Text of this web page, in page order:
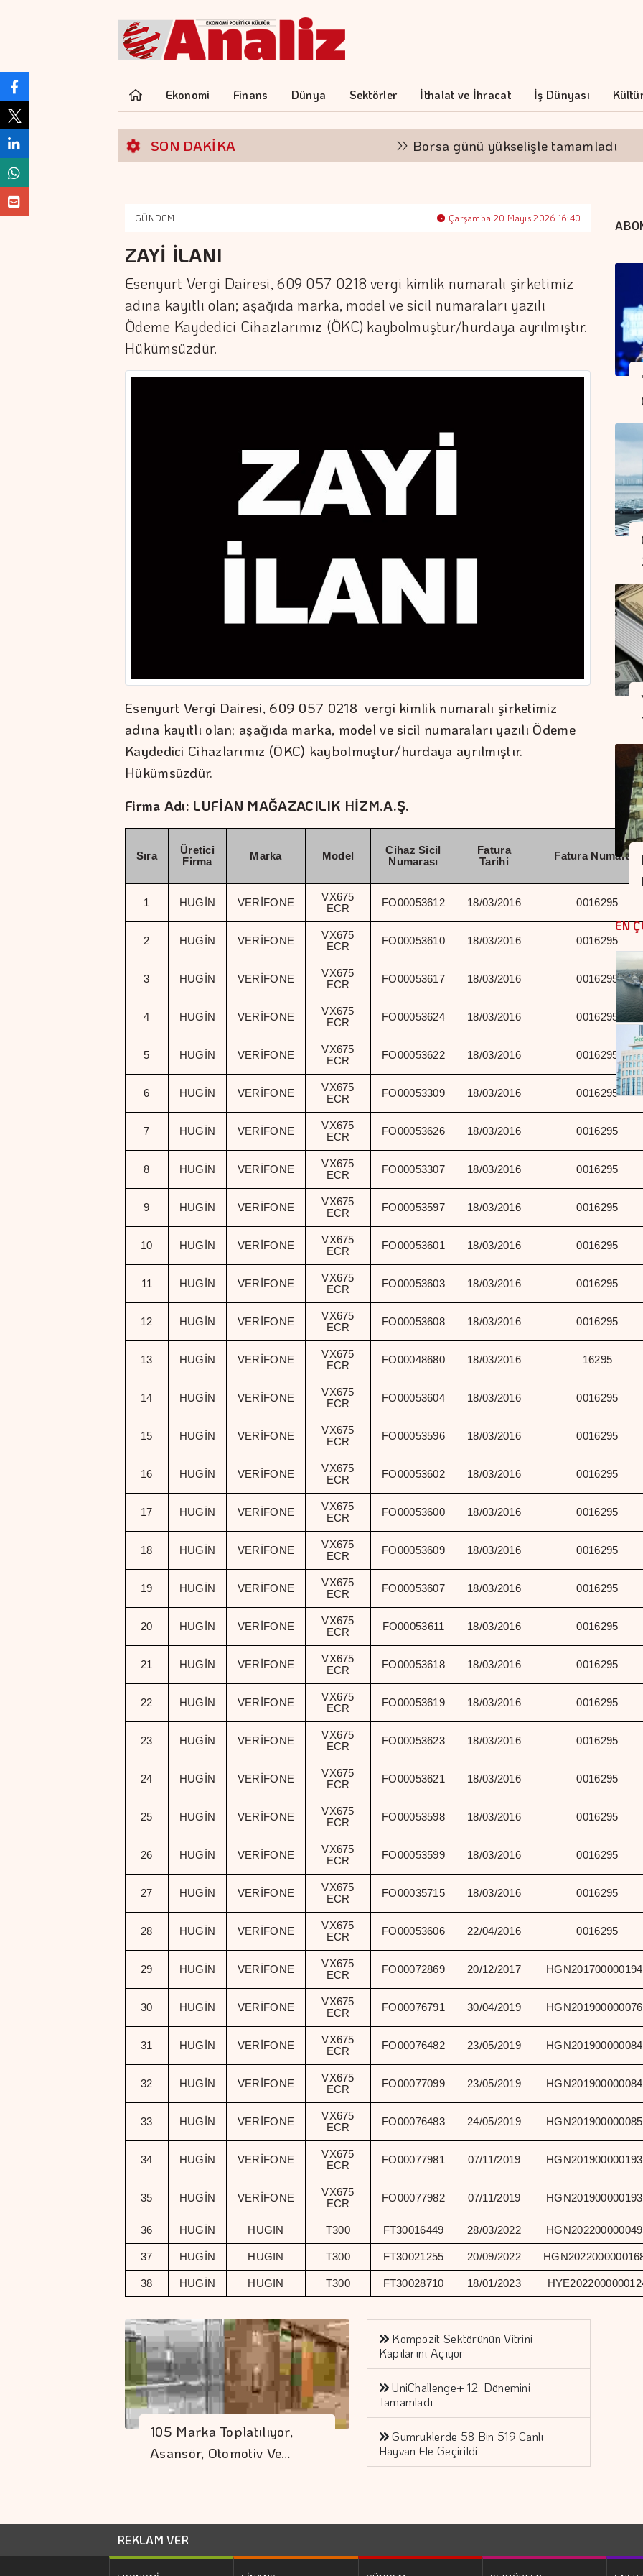
Ekonomi Finans Dünya Sektörler İthalat ve İhracat İş Dünyası
SON DAKİKA Borsa günü yükselişle tamamladı
GÜNDEM Çarşamba 20 Mayıs 2026 16:40
ZAYİ İLANI
Esenyurt Vergi Dairesi, 609 057 0218 vergi kimlik numaralı şirketimiz
adına kayıtlı olan; aşağıda marka, model ve sicil numaraları yazılı
Ödeme Kaydedici Cihazlarımız (ÖKC) kaybolmuştur/hurdaya ayrılmıştır.
Hükümsüzdür.
Esenyurt Vergi Dairesi, 609 057 0218 vergi kimlik numaralı şirketimiz
adına kayıtlı olan; aşağıda marka, model ve sicil numaraları yazılı Ödeme
Kaydedici Cihazlarımız (ÖKC) kaybolmuştur/hurdaya ayrılmıştır.
Hükümsüzdür.
Firma Adı: LUFİAN MAĞAZACILIK HİZM.A.Ş.
Sıra
Üretici
Firma
Marka Model
Cihaz Sicil
Numarası
Fatura
Tarihi
Fatura Numarası
1 HUGİN VERİFONE
VX675
ECR
FO00053612 18/03/2016 0016295
2 HUGİN VERİFONE
VX675
ECR
FO00053610 18/03/2016 0016295
3 HUGİN VERİFONE
VX675
ECR
FO00053617 18/03/2016 0016295
4 HUGİN VERİFONE
VX675
ECR
FO00053624 18/03/2016 0016295
5 HUGİN VERİFONE
VX675
ECR
FO00053622 18/03/2016 0016295
6 HUGİN VERİFONE
VX675
ECR
FO00053309 18/03/2016 0016295
7 HUGİN VERİFONE
VX675
ECR
FO00053626 18/03/2016 0016295
8 HUGİN VERİFONE
VX675
ECR
FO00053307 18/03/2016 0016295
9 HUGİN VERİFONE
VX675
ECR
FO00053597 18/03/2016 0016295
10 HUGİN VERİFONE
VX675
ECR
FO00053601 18/03/2016 0016295
11 HUGİN VERİFONE
VX675
ECR
FO00053603 18/03/2016 0016295
12 HUGİN VERİFONE
VX675
ECR
FO00053608 18/03/2016 0016295
13 HUGİN VERİFONE
VX675
ECR
FO00048680 18/03/2016 16295
14 HUGİN VERİFONE
VX675
ECR
FO00053604 18/03/2016 0016295
15 HUGİN VERİFONE
VX675
ECR
FO00053596 18/03/2016 0016295
16 HUGİN VERİFONE
VX675
ECR
FO00053602 18/03/2016 0016295
17 HUGİN VERİFONE
VX675
ECR
FO00053600 18/03/2016 0016295
18 HUGİN VERİFONE
VX675
ECR
FO00053609 18/03/2016 0016295
19 HUGİN VERİFONE
VX675
ECR
FO00053607 18/03/2016 0016295
20 HUGİN VERİFONE
VX675
ECR
FO00053611 18/03/2016 0016295
21 HUGİN VERİFONE
VX675
ECR
FO00053618 18/03/2016 0016295
22 HUGİN VERİFONE
VX675
ECR
FO00053619 18/03/2016 0016295
23 HUGİN VERİFONE
VX675
ECR
FO00053623 18/03/2016 0016295
24 HUGİN VERİFONE
VX675
ECR
FO00053621 18/03/2016 0016295
25 HUGİN VERİFONE
VX675
ECR
FO00053598 18/03/2016 0016295
26 HUGİN VERİFONE
VX675
ECR
FO00053599 18/03/2016 0016295
27 HUGİN VERİFONE
VX675
ECR
FO00035715 18/03/2016 0016295
28 HUGİN VERİFONE
VX675
ECR
FO00053606 22/04/2016 0016295
29 HUGİN VERİFONE
VX675
ECR
FO00072869 20/12/2017
30 HUGİN VERİFONE
VX675
ECR
FO00076791 30/04/2019
31 HUGİN VERİFONE
VX675
ECR
FO00076482 23/05/2019
32 HUGİN VERİFONE
VX675
ECR
FO00077099 23/05/2019
33 HUGİN VERİFONE
VX675
ECR
FO00076483 24/05/2019
34 HUGİN VERİFONE
VX675
ECR
FO00077981 07/11/2019
35 HUGİN VERİFONE
VX675
ECR
FO00077982 07/11/2019
36 HUGİN HUGIN T300 FT30016449 28/03/2022
37 HUGİN HUGIN T300 FT30021255 20/09/2022
38 HUGİN HUGIN T300 FT30028710 18/01/2023
105 Marka Toplatılıyor,
Asansör, Otomotiv Ve…
Kompozit Sektörünün Vitrini
Kapılarını Açıyor
UniChallenge+ 12. Dönemini
Tamamladı
Gümrüklerde 58 Bin 519 Canlı
Hayvan Ele Geçirildi
EN
REKLAM VER